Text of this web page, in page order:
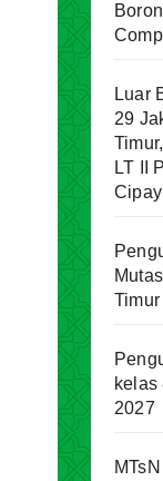
Luar
29
LT II
kelas
2027